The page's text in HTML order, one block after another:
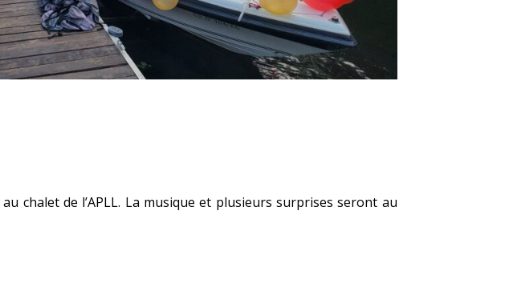
chalet de l’APLL. La musique et plusieurs surprises seront au